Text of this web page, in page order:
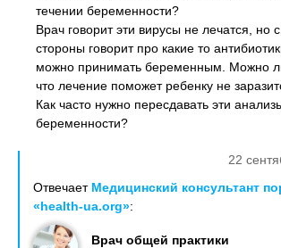
течении беременности?
Врач говорит эти вирусы не лечатся, но
стороны говорит про какие то
можно принимать беременным. Можно
что лечение поможет ребенку не
Как часто нужно пересдавать эти
беременности?
22
Отвечает Медицинский консультант
«health-ua.org»:
Врач общей практики